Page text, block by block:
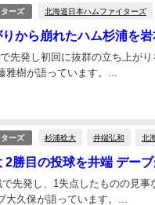
ーズ 北海道日本ハムファイターズ
から崩れたハム杉浦を
先発し初回に抜群の立ち上が
雅樹が語っています。...
ーズ 杉浦稔大 井端弘和 北
2勝目の投球を井端 デー
で先発し、1失点したものの見
大久保が語っています。...